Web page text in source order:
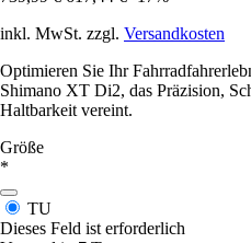
inkl. MwSt. zzgl. Versandkosten
Optimieren Sie Ihr
Shimano XT Di2, das Präzision,
Haltbarkeit vereint.
Größe
*
TU
Dieses Feld ist erforderlich